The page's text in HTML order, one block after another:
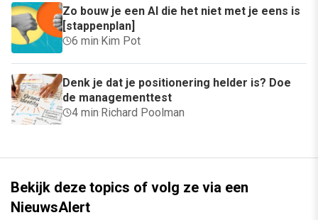
Zo bouw je een AI die het niet met je eens is
[stappenplan]
6 min·Kim Pot
Denk je dat je positionering helder is? Doe
de managementtest
4 min·Richard Poolman
Bekijk deze topics of volg ze via een
NieuwsAlert